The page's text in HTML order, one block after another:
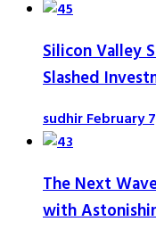
Silicon Valley
Slashed
sudhirFebruary
The Next
with